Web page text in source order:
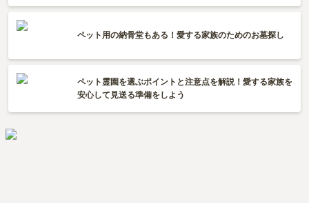
ペット用の納骨堂もある！愛する家族のためのお墓探し
ペット霊園を選ぶポイントと注意点を解説！愛する家族を
安心して見送る準備をしよう